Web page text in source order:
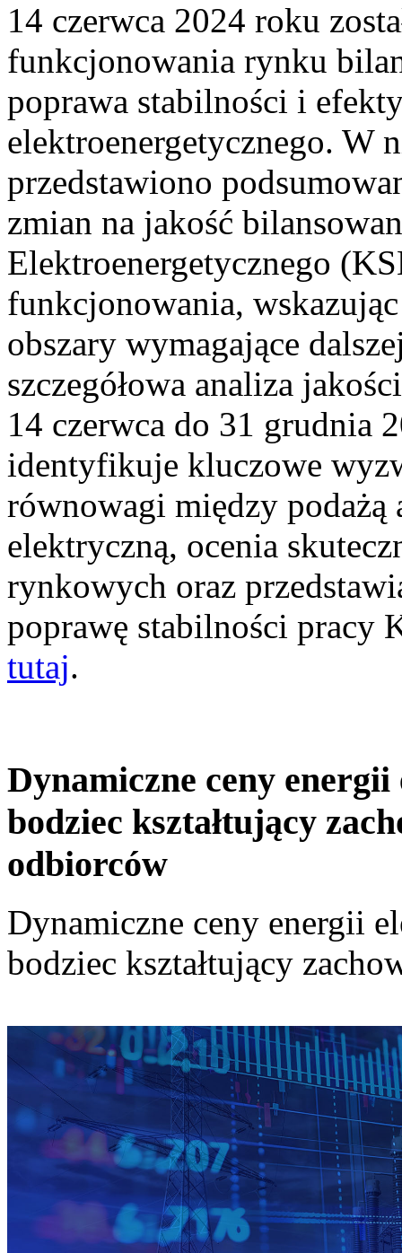
14 czerwca 2024 roku
funkcjonowania rynku
poprawa stabilności i
elektroenergetycznego. W
przedstawiono
zmian na jakość
Elektroenergetycznego
funkcjonowania,
obszary wymagające
szczegółowa analiza
14 czerwca do 31 grudnia
identyfikuje kluczowe
równowagi między podażą
elektryczną, ocenia
rynkowych oraz
poprawę stabilności pracy
tutaj.
Dynamiczne ceny
bodziec kształtujący
odbiorców
Dynamiczne ceny energii
bodziec kształtujący